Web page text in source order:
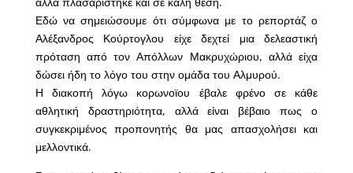
Εδώ να σημειώσουμε ότι σύμφωνα με το ρεπορτάζ ο
Αλέξανδρος Κούρτογλου είχε δεχτεί μια δελεαστική
πρόταση από τον Απόλλων Μακρυχώριου, αλλά είχα
δώσει ήδη το λόγο του στην ομάδα του Αλμυρού.
Η διακοπή λόγω κορωνοϊου έβαλε φρένο σε κάθε
αθλητική δραστηριότητα, αλλά είναι βέβαιο πως ο
συγκεκριμένος προπονητής θα μας απασχολήσει και
μελλοντικά.